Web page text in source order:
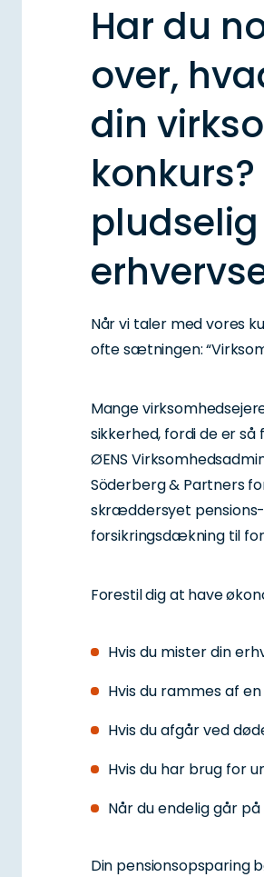
Har du
over,
din
Når vi taler med vores
ofte sætningen:
Mange
sikkerhed, fordi de er
ØENS
Söderberg & Partners
skræddersyet
forsikringsdækning til
Forestil dig at have
Hvis du mister din
Hvis du rammes af
Hvis du afgår ved
Hvis du har brug for
Når du endelig går
Din pensionsopsparing